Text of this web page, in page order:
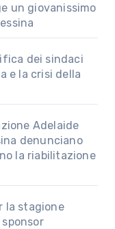
un giovanissimo
dei sindaci
e la crisi della
Adelaide
denunciano
la riabilitazione
la stagione